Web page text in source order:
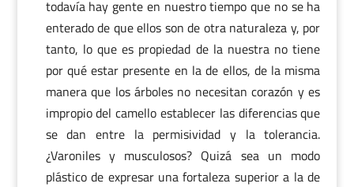
todavía hay gente en nuestro tiempo que no se ha
enterado de que ellos son de otra naturaleza y, por
tanto, lo que es propiedad de la nuestra no tiene
por qué estar presente en la de ellos, de la misma
manera que los árboles no necesitan corazón y es
impropio del camello establecer las diferencias que
se dan entre la permisividad y la tolerancia.
¿Varoniles y musculosos? Quizá sea un modo
plástico de expresar una fortaleza superior a la de